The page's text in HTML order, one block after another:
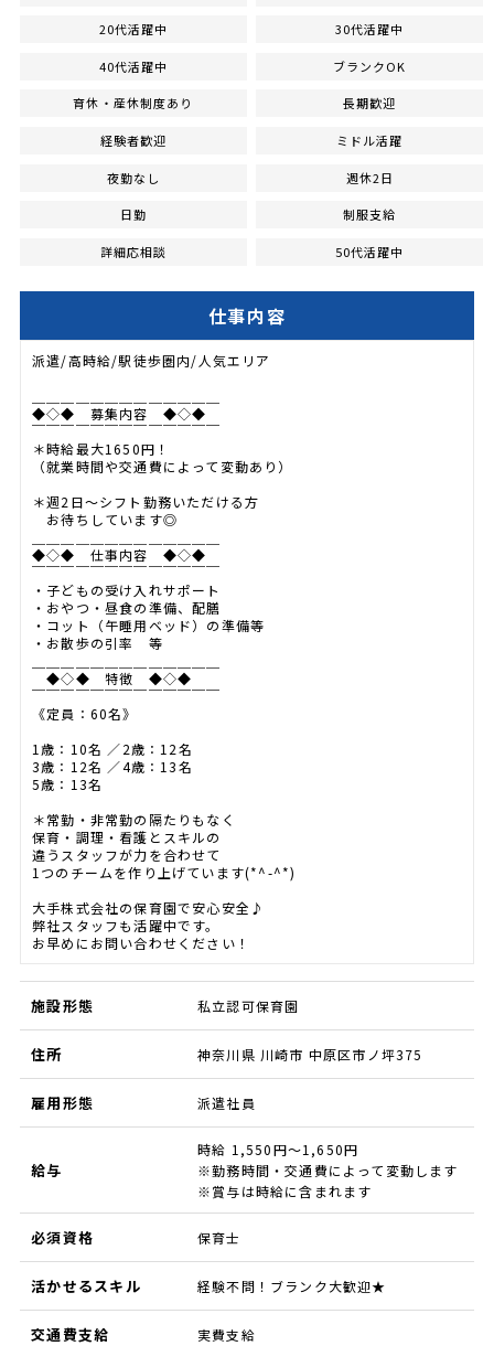
20代活躍中 30代活躍中
40代活躍中 ブランクOK
育休・産休制度あり 長期歓迎
経験者歓迎 ミドル活躍
夜勤なし 週休2日
日勤 制服支給
詳細応相談 50代活躍中
仕事内容
派遣/高時給/駅徒歩圏内/人気エリア
◆◇◆ 募集内容 ◆◇◆
￣￣￣￣￣￣￣￣￣￣￣￣￣
＊時給最大1650円！
（就業時間や交通費によって変動あり）
＊週2日～シフト勤務いただける方
お待ちしています◎
◆◇◆ 仕事内容 ◆◇◆
￣￣￣￣￣￣￣￣￣￣￣￣￣
・子どもの受け入れサポート
・おやつ・昼食の準備、配膳
・コット（午睡用ベッド）の準備等
・お散歩の引率 等
◆◇◆ 特徴 ◆◇◆
￣￣￣￣￣￣￣￣￣￣￣￣￣
《定員：60名》
1歳：10名 ／2歳：12名
3歳：12名 ／4歳：13名
5歳：13名
＊常勤・非常勤の隔たりもなく
保育・調理・看護とスキルの
違うスタッフが力を合わせて
1つのチームを作り上げています(*^-^*)
大手株式会社の保育園で安心安全♪
弊社スタッフも活躍中です。
お早めにお問い合わせください！
施設形態 私立認可保育園
住所 神奈川県 川崎市 中原区市ノ坪375
雇用形態 派遣社員
給与
時給 1,550円～1,650円
※勤務時間・交通費によって変動します
※賞与は時給に含まれます
必須資格 保育士
活かせるスキル 経験不問！ブランク大歓迎★
交通費支給 実費支給